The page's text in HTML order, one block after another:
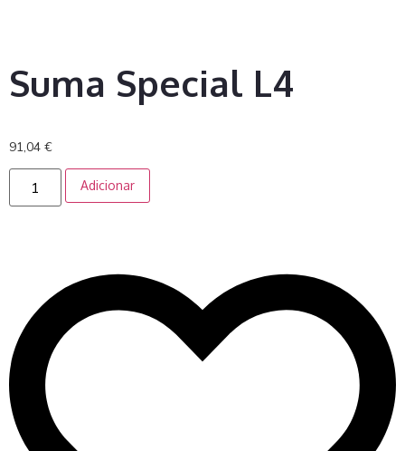
Suma Special L4
91,04 €
Adicionar